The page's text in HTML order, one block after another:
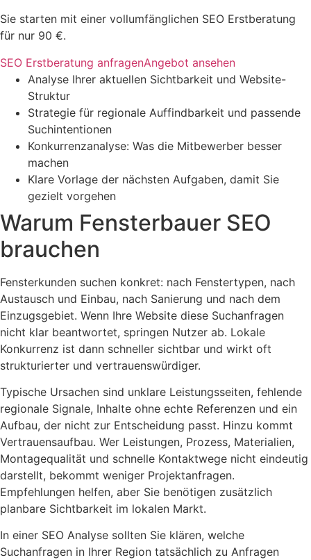
Sie starten mit einer vollumfänglichen SEO Erstberatung
für nur 90 €.
SEO Erstberatung anfragenAngebot ansehen
Analyse Ihrer aktuellen Sichtbarkeit und Website-
Struktur
Strategie für regionale Auffindbarkeit und passende
Suchintentionen
Konkurrenzanalyse: Was die Mitbewerber besser
machen
Klare Vorlage der nächsten Aufgaben, damit Sie
gezielt vorgehen
Warum Fensterbauer SEO
brauchen
Fensterkunden suchen konkret: nach Fenstertypen, nach
Austausch und Einbau, nach Sanierung und nach dem
Einzugsgebiet. Wenn Ihre Website diese Suchanfragen
nicht klar beantwortet, springen Nutzer ab. Lokale
Konkurrenz ist dann schneller sichtbar und wirkt oft
strukturierter und vertrauenswürdiger.
Typische Ursachen sind unklare Leistungsseiten, fehlende
regionale Signale, Inhalte ohne echte Referenzen und ein
Aufbau, der nicht zur Entscheidung passt. Hinzu kommt
Vertrauensaufbau. Wer Leistungen, Prozess, Materialien,
Montagequalität und schnelle Kontaktwege nicht eindeutig
darstellt, bekommt weniger Projektanfragen.
Empfehlungen helfen, aber Sie benötigen zusätzlich
planbare Sichtbarkeit im lokalen Markt.
In einer SEO Analyse sollten Sie klären, welche
Suchanfragen in Ihrer Region tatsächlich zu Anfragen